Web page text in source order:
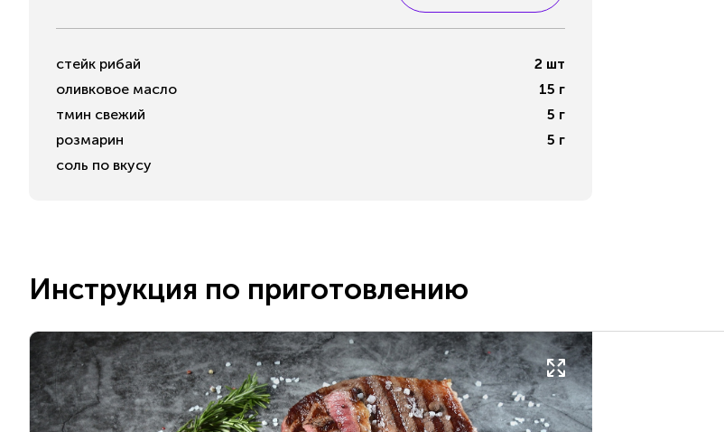
стейк рибай 2 шт
оливковое масло
15 г
тмин свежий
5 г
розмарин
5 г
соль по вкусу
Инструкция по приготовлению